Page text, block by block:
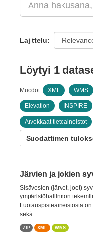
Lajittelu
Löytyi 1
Muodot: XML WMS
Elevation INSPIRE
Arvokkaat tietoaineistot
Suodattimen
Järvien ja jokien
Sisävesien (järvet, joet)
ympäristöhallinnon
Luotauspisteaineistosta
sekä...
ZIP XML WMS